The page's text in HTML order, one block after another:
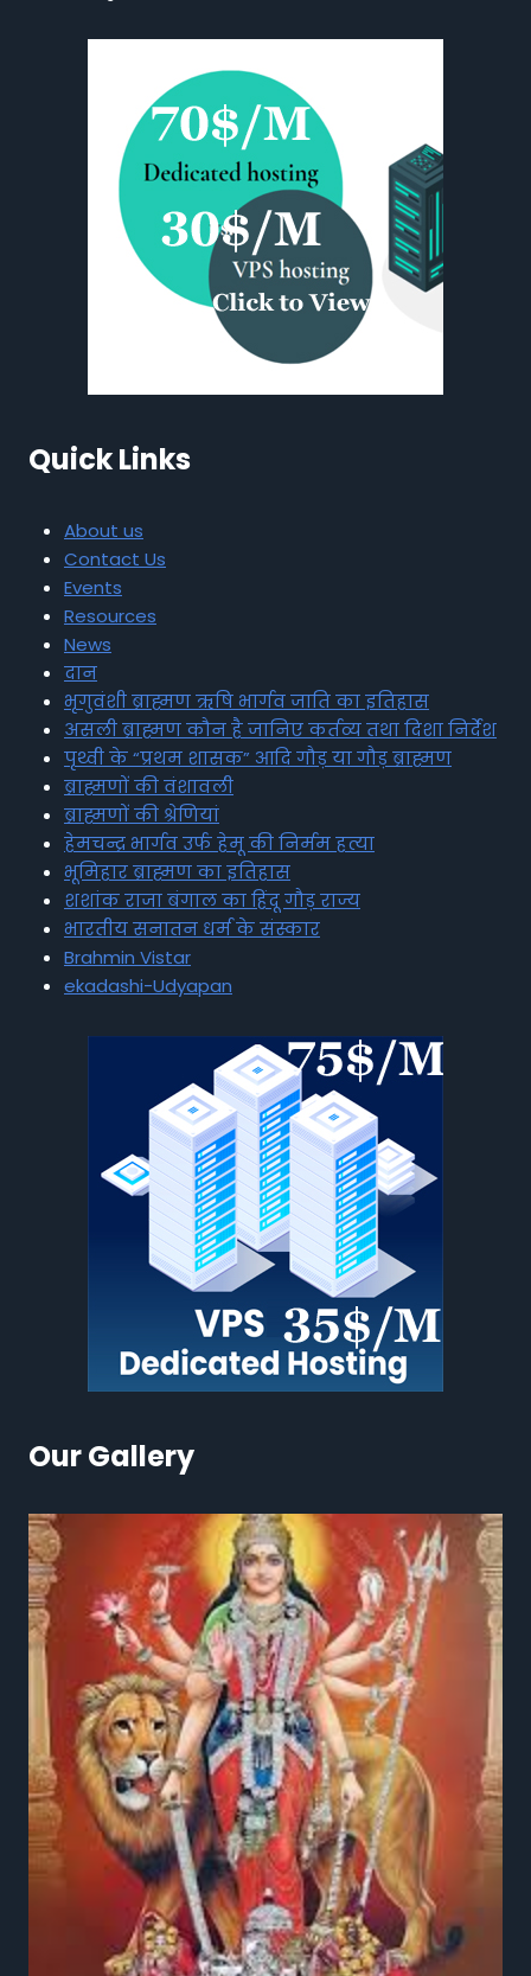
Quick Links
About us
Contact Us
Events
Resources
News
दान
भृगुवंशी ब्राह्मण ऋषि भार्गव जाति का इतिहास
असली ब्राह्मण कौन है जानिए कर्तव्य तथा दिशा निर्देश
पृथ्वी के “प्रथम शासक” आदि गौड़ या गौड़ ब्राह्मण
ब्राह्मणों की वंशावली
ब्राह्मणों की श्रेणियां
हेमचन्द्र भार्गव उर्फ हेमू की निर्मम हत्या
भूमिहार ब्राह्मण का इतिहास
शशांक राजा बंगाल का हिंदू गौड़ राज्य
भारतीय सनातन धर्म के संस्कार
Brahmin Vistar
ekadashi-Udyapan
Our Gallery